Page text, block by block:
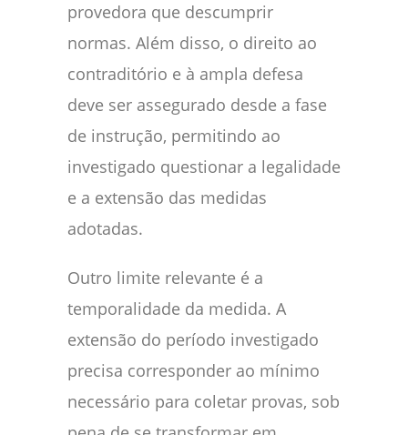
provedora que descumprir
normas. Além disso, o direito ao
contraditório e à ampla defesa
deve ser assegurado desde a fase
de instrução, permitindo ao
investigado questionar a legalidade
e a extensão das medidas
adotadas.
Outro limite relevante é a
temporalidade da medida. A
extensão do período investigado
precisa corresponder ao mínimo
necessário para coletar provas, sob